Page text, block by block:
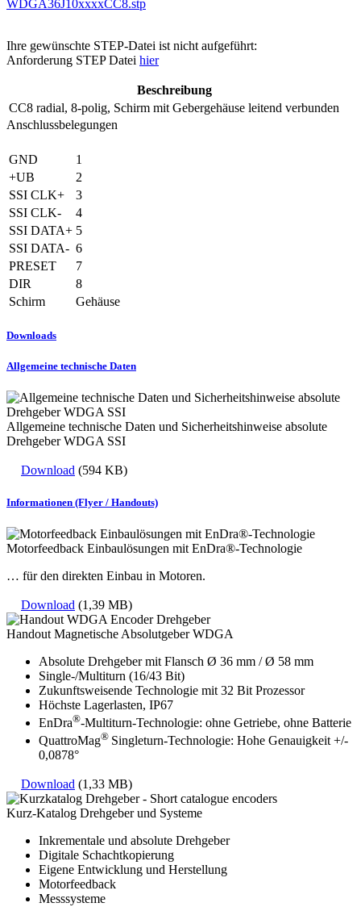
WDGA36J10xxxxCC8.stp
Ihre gewünschte STEP-Datei ist nicht aufgeführt:
Anforderung STEP Datei hier
Beschreibung
CC8 radial, 8-polig, Schirm mit Gebergehäuse leitend verbunden
Anschlussbelegungen
GND
1
+UB
2
SSI CLK+
3
SSI CLK-
4
SSI DATA+ 5
SSI DATA- 6
PRESET
7
DIR
8
Schirm
Gehäuse
Downloads
Allgemeine technische Daten
Allgemeine technische Daten und Sicherheitshinweise absolute
Drehgeber WDGA SSI
Download (594 KB)
Informationen (Flyer / Handouts)
Motorfeedback Einbaulösungen mit EnDra®-Technologie
… für den direkten Einbau in Motoren.
Download (1,39 MB)
Handout Magnetische Absolutgeber WDGA
Absolute Drehgeber mit Flansch Ø 36 mm / Ø 58 mm
Single-/Multiturn (16/43 Bit)
Zukunftsweisende Technologie mit 32 Bit Prozessor
Höchste Lagerlasten, IP67
EnDra®-Multiturn-Technologie: ohne Getriebe, ohne Batterie
QuattroMag® Singleturn-Technologie: Hohe Genauigkeit +/-
0,0878°
Download (1,33 MB)
Kurz-Katalog Drehgeber und Systeme
Inkrementale und absolute Drehgeber
Digitale Schachtkopierung
Eigene Entwicklung und Herstellung
Motorfeedback
Messsysteme